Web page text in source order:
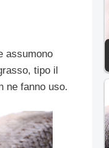
assumono
tipo il
ne fanno uso.